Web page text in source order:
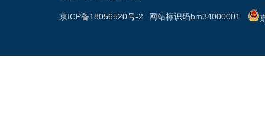
网站标识码bm34000001
京ICP备18056520号-2